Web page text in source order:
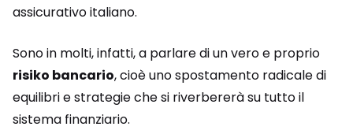
assicurativo italiano.
Sono in molti, infatti, a parlare di un vero e proprio
risiko bancario, cioè uno spostamento radicale di
equilibri e strategie che si riverbererà su tutto il
sistema finanziario.